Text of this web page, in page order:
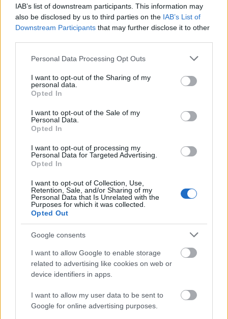
IAB’s list of downstream participants. This information may
also be disclosed by us to third parties on the IAB’s List of
Downstream Participants that may further disclose it to other
Please note that this website/app uses one or more Google
not limited to your visit or usage behaviour. You may click to
grant or deny consent to Google and its third-party tags to
use your data for below specified purposes in below Google
consent section.
Personal Data Processing Opt Outs
I want to opt-out of the Sharing of my
personal data.
Opted In
I want to opt-out of the Sale of my
Personal Data.
Opted In
I want to opt-out of processing my
Personal Data for Targeted Advertising.
Opted In
I want to opt-out of Collection, Use,
Retention, Sale, and/or Sharing of my
Personal Data that Is Unrelated with the
Purposes for which it was collected.
Opted Out
Google consents
I want to allow Google to enable storage
related to advertising like cookies on web or
device identifiers in apps.
I want to allow my user data to be sent to
Google for online advertising purposes.
Όσο για τον όμιλος εταιρειώνOlympiaείναι ένας
διεθνής επενδυτικός όμιλος με ιδρυτή τονΠάνο
Γερμανό το 1980και ισχυρή παρουσία σε 10
χώρες. Οι θυγατρικές του εταιρείες απασχολούν
επιχειρηματικούς κλάδους όπως το Λιανεμπόριο,
οι Τηλεπικοινωνίες, η Βιομηχανία, η Διανομή, η
ανάπτυξη Λογισμικού και το Real Estate.
Ακολουθήστε το
πρώτοι όλες τιςειδήσειςαπό την Ελλάδα και τον κόσμο.